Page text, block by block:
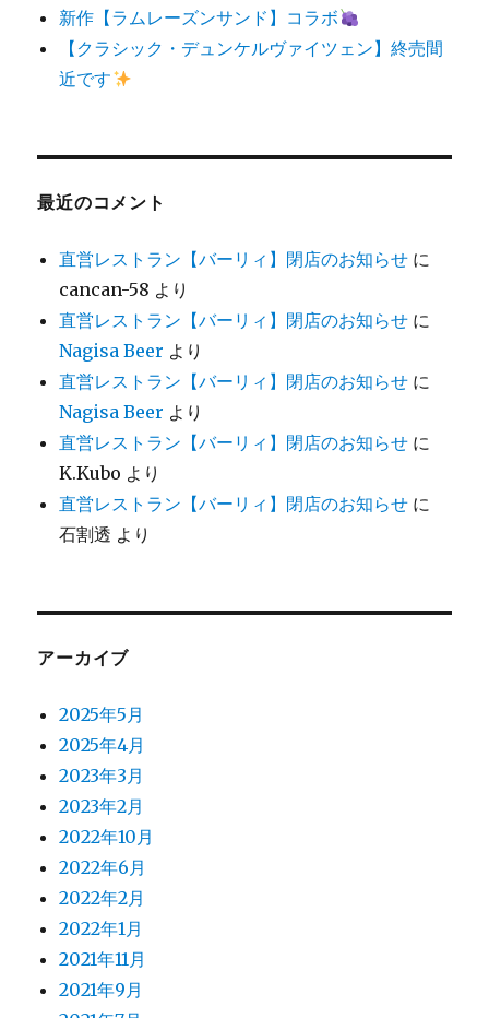
新作【ラムレーズンサンド】コラボ
【クラシック・デュンケルヴァイツェン】終売間
近です
最近のコメント
直営レストラン【バーリィ】閉店のお知らせ に
cancan-58 より
直営レストラン【バーリィ】閉店のお知らせ に
Nagisa Beer より
直営レストラン【バーリィ】閉店のお知らせ に
Nagisa Beer より
直営レストラン【バーリィ】閉店のお知らせ に
K.Kubo より
直営レストラン【バーリィ】閉店のお知らせ に
石割透 より
アーカイブ
2025年5月
2025年4月
2023年3月
2023年2月
2022年10月
2022年6月
2022年2月
2022年1月
2021年11月
2021年9月